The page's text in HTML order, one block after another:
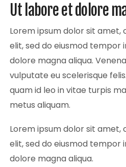
Ut labore et dolore
Lorem ipsum dolor sit
elit, sed do eiusmod tempor
dolore magna aliqua.
vulputate eu scelerisque
quam id leo in vitae turpis
metus aliquam.
Lorem ipsum dolor sit
elit, sed do eiusmod tempor
dolore magna aliqua.